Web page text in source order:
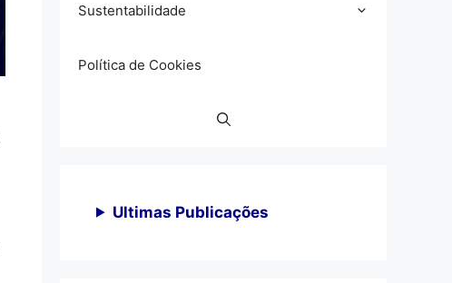
Sustentabilidade
Política de Cookies
Ultimas Publicações